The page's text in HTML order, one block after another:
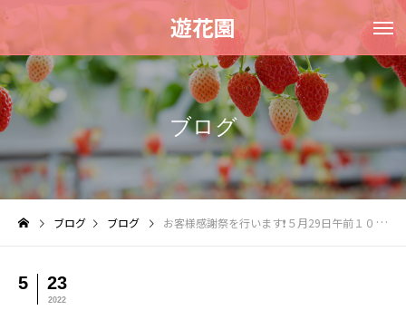
遊花園
ブログ
ブログ ブログ お客様感謝祭を行います❗５月29日午前１０時よりイチゴがなくなりしだい終了！Σ(×_×;)!
5 23
2022